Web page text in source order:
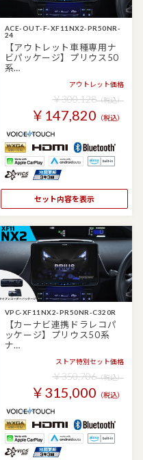
ACE-OUT-F-XF11NX2-PR50NR-
24
【アウトレット車種専用ナ
ビパッケージ】プリウス50
系…
アウトレット価格
￥300,128（税込）
￥147,820 （税込）
セット内容を表示
VPC-XF11NX2-PR50NR-C320R
【カーナビ連携ドラレコパ
ッケージ】プリウス50系
ナ…
ストア特別セット価格
￥350,706（税込）
￥315,000 （税込）